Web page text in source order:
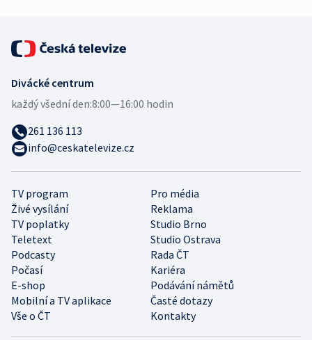
TV program
Pro média
Živé vysílání
Reklama
TV poplatky
Studio Brno
Teletext
Studio Ostrava
Podcasty
Rada ČT
Počasí
Kariéra
E-shop
Podávání námětů
Mobilní a TV aplikace
Časté dotazy
Vše o ČT
Kontakty
Divácké centrum
každý všední den:8:00—16:00 hodin
261 136 113
info@ceskatelevize.cz